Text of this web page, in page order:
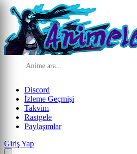
Discord
İzleme Geçmişi
Takvim
Rastgele
Paylaşımlar
Giriş Yap